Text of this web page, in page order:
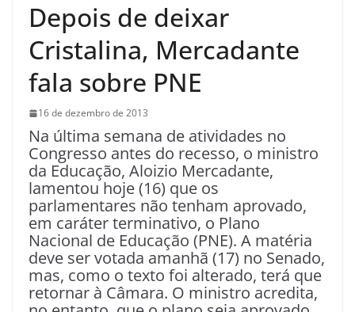
Depois de deixar
Cristalina, Mercadante
fala sobre PNE
16 de dezembro de 2013
Na última semana de atividades no
Congresso antes do recesso, o ministro
da Educação, Aloizio Mercadante,
lamentou hoje (16) que os
parlamentares não tenham aprovado,
em caráter terminativo, o Plano
Nacional de Educação (PNE). A matéria
deve ser votada amanhã (17) no Senado,
mas, como o texto foi alterado, terá que
retornar à Câmara. O ministro acredita,